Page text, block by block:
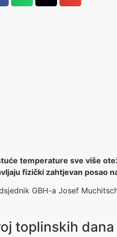
temperature sve više
fizički zahtjevan posao
GBH-a Josef
toplinskih